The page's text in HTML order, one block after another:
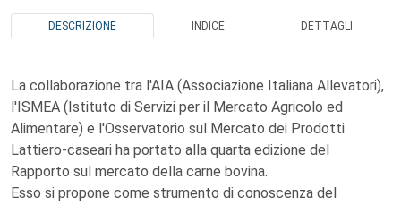
DESCRIZIONE INDICE DETTAGLI
La collaborazione tra l'AIA (Associazione Italiana Allevatori),
l'ISMEA (Istituto di Servizi per il Mercato Agricolo ed
Alimentare) e l'Osservatorio sul Mercato dei Prodotti
Lattiero-caseari ha portato alla quarta edizione del
Rapporto sul mercato della carne bovina.
Esso si propone come strumento di conoscenza del